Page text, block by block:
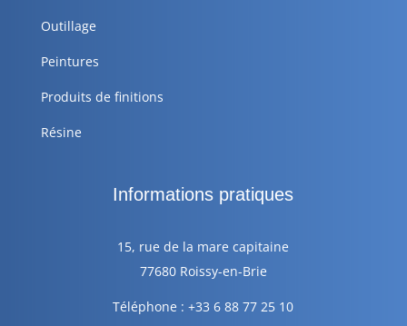
Outillage
Peintures
Produits de finitions
Résine
Informations pratiques
15, rue de la mare capitaine
77680 Roissy-en-Brie
Téléphone : +33 6 88 77 25 10